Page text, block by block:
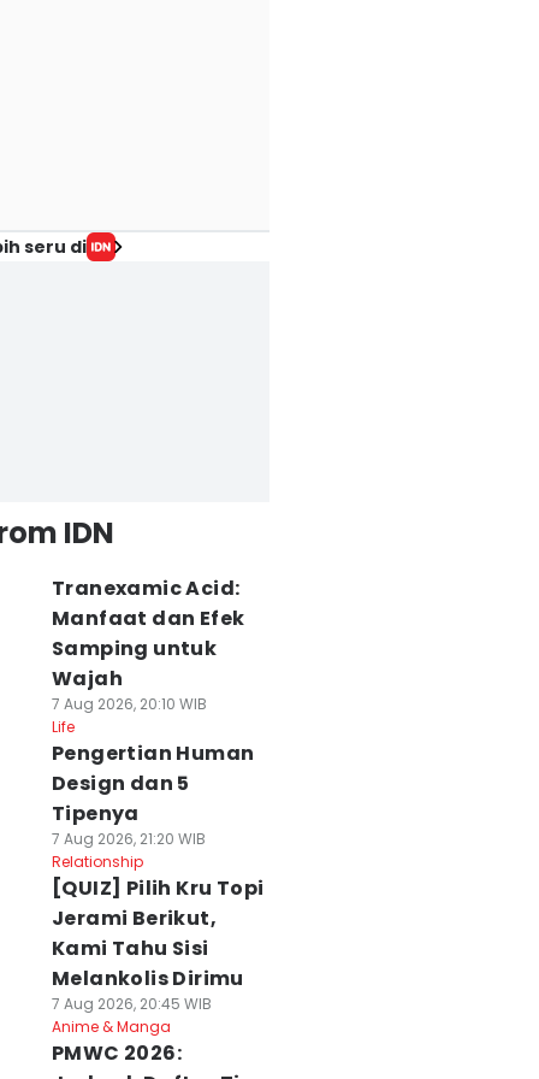
seru di
IDN
Tranexamic Acid:
Manfaat dan Efek
Samping untuk
Wajah
7 Aug 2026, 20:10 WIB
Life
Pengertian Human
Design dan 5
Tipenya
7 Aug 2026, 21:20 WIB
Relationship
[QUIZ] Pilih Kru Topi
Jerami Berikut,
Kami Tahu Sisi
Melankolis Dirimu
7 Aug 2026, 20:45 WIB
Anime & Manga
PMWC 2026: